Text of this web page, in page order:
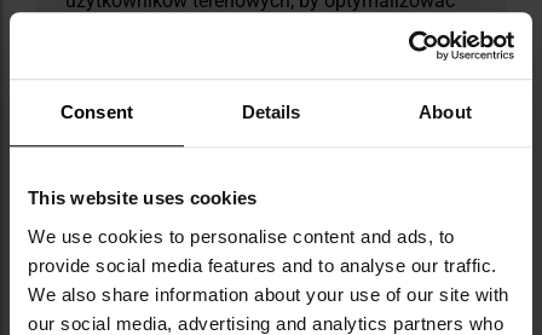
Consent Details About
This website uses cookies
We use cookies to personalise content and ads, to
provide social media features and to analyse our traffic.
We also share information about your use of our site with
our social media, advertising and analytics partners who
swoje projekty w oparciu o realne potrzeby
DANE TECHNICZNE
informacji
Kolor/kamuflaż
Odcienie zieleni
Kolor główny
Olive